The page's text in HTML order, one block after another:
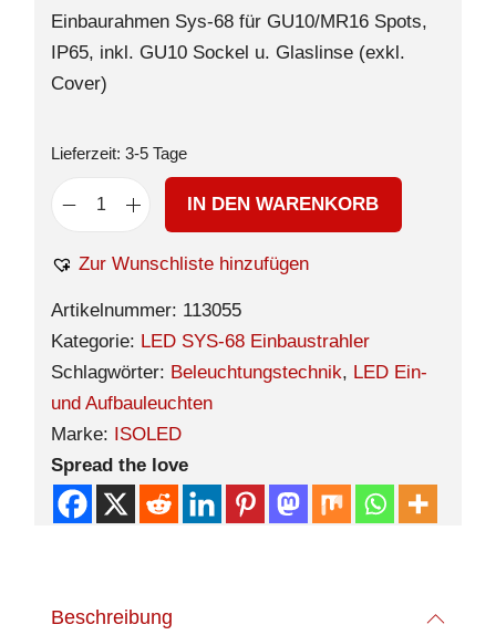
Einbaurahmen Sys-68 für GU10/MR16 Spots,
IP65, inkl. GU10 Sockel u. Glaslinse (exkl.
Cover)
Lieferzeit: 3-5 Tage
IN DEN WARENKORB
Zur Wunschliste hinzufügen
Artikelnummer: 113055
Kategorie: LED SYS-68 Einbaustrahler
Schlagwörter: Beleuchtungstechnik, LED Ein-
und Aufbauleuchten
Marke: ISOLED
Spread the love
Beschreibung